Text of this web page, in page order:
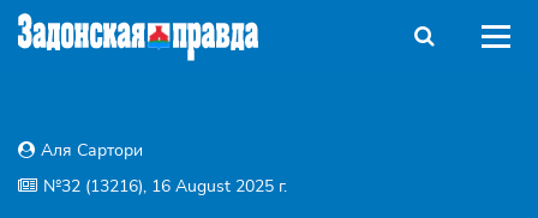
Аля Сартори
№32 (13216), 16 August 2025 г.